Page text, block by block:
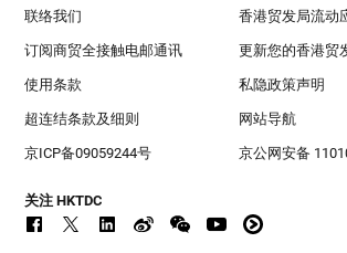
联络我们 香港贸发局流动
订阅商贸全接触电邮通讯 更新您的香港贸
使用条款 私隐政策声明
超连结条款及细则 网站导航
京ICP备09059244号 京公网安备
关注 HKTDC